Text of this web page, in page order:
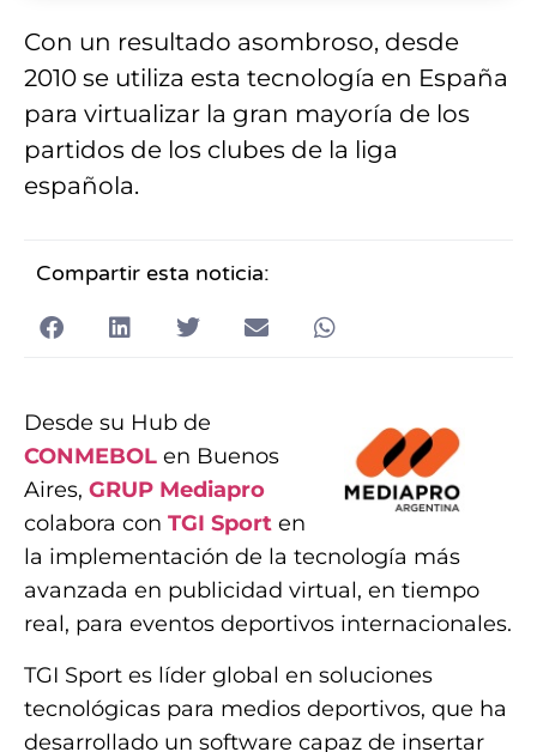
Con un resultado asombroso, desde
2010 se utiliza esta tecnología en España
para virtualizar la gran mayoría de los
partidos de los clubes de la liga
española.
Compartir esta noticia:
Desde su Hub de
CONMEBOL en Buenos
Aires, GRUP Mediapro
colabora con TGI Sport en
la implementación de la tecnología más
avanzada en publicidad virtual, en tiempo
real, para eventos deportivos internacionales.
TGI Sport es líder global en soluciones
tecnológicas para medios deportivos, que ha
desarrollado un software capaz de insertar